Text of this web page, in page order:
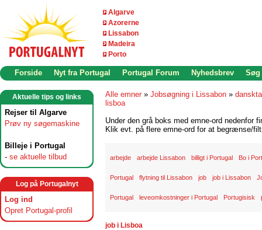
Algarve
Azorerne
Lissabon
Madeira
Porto
Forside Nyt fra Portugal Portugal Forum Nyhedsbrev Søg
Aktuelle tips og links
Rejser til Algarve
Prøv ny søgemaskine
Billeje i Portugal
- se aktuelle tilbud
Log på Portugalnyt
Log ind
Opret Portugal-profil
Alle emner » Jobsøgning i Lissabon »
lisboa
Under den grå boks med emne-ord nedenfor
Klik evt. på flere emne-ord for at begrænse/
arbejde arbejde Lissabon billigt i Portugal Bo i
Portugal flytning til Lissabon job job i Lissabon
Portugal leveomkostninger i Portugal Portugisisk
job i Lisboa